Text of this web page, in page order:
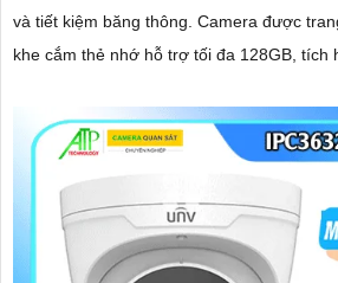
và tiết kiệm băng thông. Camera được trang bị hồng ngoại 30m
khe cắm thẻ nhớ hỗ trợ tối đa 128GB, tích
kiện lắp đặt